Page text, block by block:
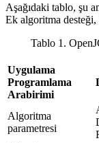
Aşağıdaki tablo, şu
Ek algoritma desteği,
Tablo 1.
Uygulama
Programlama
Arabirimi
Algoritma
parametresi